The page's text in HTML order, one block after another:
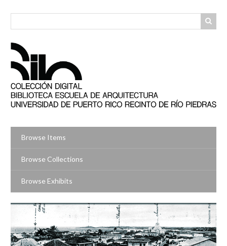
Browse Items
Browse Collections
Browse Exhibits